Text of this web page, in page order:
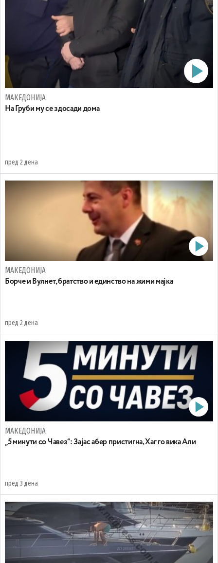
МАКЕДОНИЈА
На Груби му се здосади дома
пред 2 дена
МАКЕДОНИЈА
Борче и Вулнет, братство и единство на жими мајка
пред 2 дена
МАКЕДОНИЈА
„5 минути со Чавез“: Зајас абер пристигна, Хаг го вика Али
пред 3 дена